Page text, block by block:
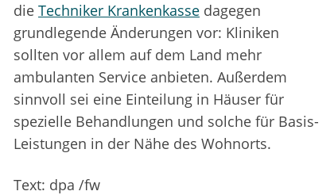
die Techniker Krankenkasse dagegen
grundlegende Änderungen vor: Kliniken
sollten vor allem auf dem Land mehr
ambulanten Service anbieten. Außerdem
sinnvoll sei eine Einteilung in Häuser für
spezielle Behandlungen und solche für Basis-
Leistungen in der Nähe des Wohnorts.
Text: dpa /fw